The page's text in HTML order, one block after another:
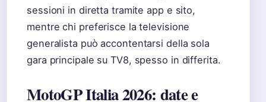
sessioni in diretta tramite app e sito,
mentre chi preferisce la televisione
generalista può accontentarsi della sola
gara principale su TV8, spesso in differita.
MotoGP Italia 2026: date e